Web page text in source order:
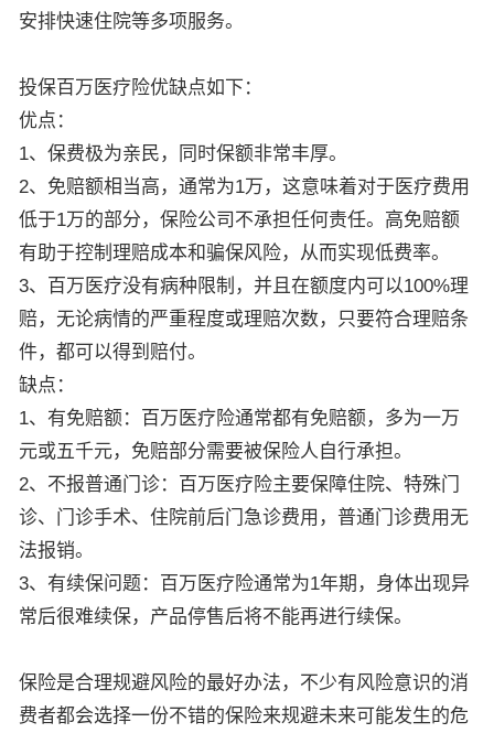
安排快速住院等多项服务。
投保百万医疗险优缺点如下：
优点：
1、保费极为亲民，同时保额非常丰厚。
2、免赔额相当高，通常为1万，这意味着对于医疗费用
低于1万的部分，保险公司不承担任何责任。高免赔额
有助于控制理赔成本和骗保风险，从而实现低费率。
3、百万医疗没有病种限制，并且在额度内可以100%理
赔，无论病情的严重程度或理赔次数，只要符合理赔条
件，都可以得到赔付。
缺点：
1、有免赔额：百万医疗险通常都有免赔额，多为一万
元或五千元，免赔部分需要被保险人自行承担。
2、不报普通门诊：百万医疗险主要保障住院、特殊门
诊、门诊手术、住院前后门急诊费用，普通门诊费用无
法报销。
3、有续保问题：百万医疗险通常为1年期，身体出现异
常后很难续保，产品停售后将不能再进行续保。
保险是合理规避风险的最好办法，不少有风险意识的消
费者都会选择一份不错的保险来规避未来可能发生的危